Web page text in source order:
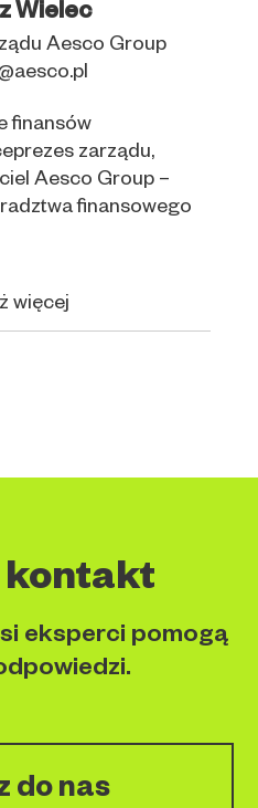
Wielec
Aesco Group
finansów
zarządu,
Aesco Group –
finansowego
więcej
eksperci pomogą
do nas